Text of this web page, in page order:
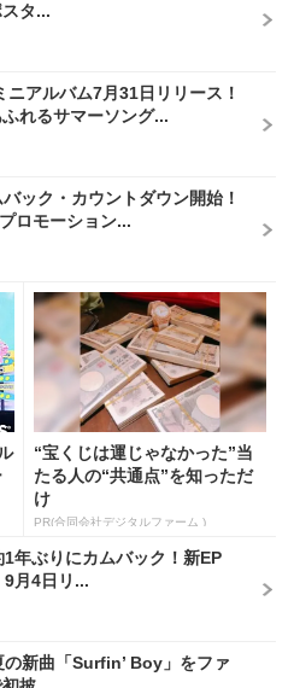
タ...
ニアルバム7月31日リリース！
れるサマーソング...
ック・カウントダウン開始！
ロモーション...
“宝くじは運じゃなかった”当
たる人の“共通点”を知っただ
け
PR(合同会社デジタルファーム )
1年ぶりにカムバック！新EP
9月4日リ...
新曲「Surfin’ Boy」をファ